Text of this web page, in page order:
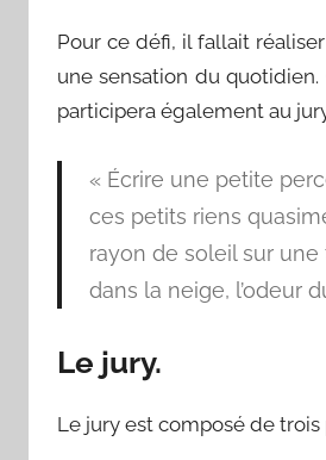
Pour ce défi, il fallait
une sensation du quotidien.
participera également au
« Écrire une petite
ces petits riens
rayon de soleil sur
dans la neige, l’odeur
Le jury.
Le jury est composé de trois